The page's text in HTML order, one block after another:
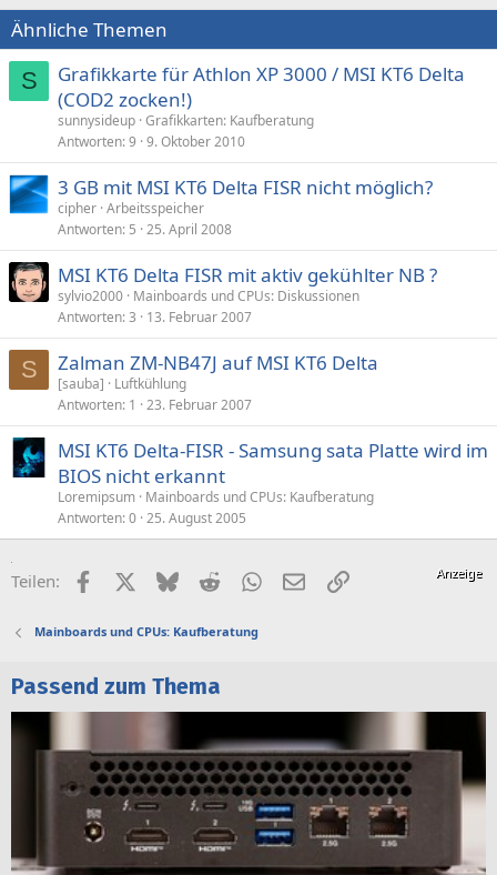
Ähnliche Themen
S
Grafikkarte für Athlon XP 3000 / MSI KT6 Delta
(COD2 zocken!)
sunnysideup Grafikkarten: Kaufberatung
Antworten 9 9. Oktober 2010
3 GB mit MSI KT6 Delta FISR nicht möglich?
cipher Arbeitsspeicher
Antworten 5 25. April 2008
MSI KT6 Delta FISR mit aktiv gekühlter NB ?
sylvio2000 Mainboards und CPUs: Diskussionen
Antworten 3 13. Februar 2007
S Zalman ZM-NB47J auf MSI KT6 Delta
[sauba]
Luftkühlung
Antworten 1 23. Februar 2007
MSI KT6 Delta-FISR - Samsung sata Platte wird im
BIOS nicht erkannt
Loremipsum Mainboards und CPUs: Kaufberatung
Antworten 0 25. August 2005
Teilen: FacebookX (Twitter)
BlueskyRedditWhatsApp
E-MailLink
Mainboards und CPUs: Kaufberatung
Passend zum Thema